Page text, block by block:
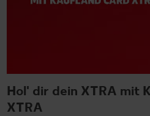
Hol' dir dein XTRA mit
XTRA